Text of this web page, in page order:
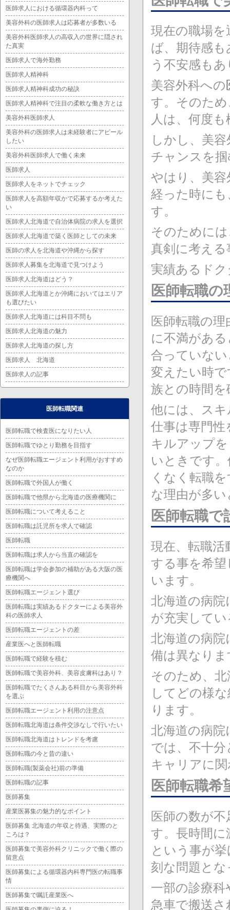
現在の職場
ば、期待感
う不安感も
美容外科への
す。そのた
人は、何度
しかし、美
チャンスを
やはり、美
経った時に
す。
そのために
真剣に考え
実績あるド
医師転職の
医師転職の
に不満があ
合っていな
変えたい時
族との時間
他には、ス
仕事は専門
キルアップ
いときです
くなく転職
な理由が多
医師転職で
現在、転職活
する事を希
います。
北海道の病
が充実して
北海道の病
備は異なり
そのため、
してどの様
ります。
北海道の病
では、不十
キャリアに
医師転職希
医師の数が
す。長時間
という事が
刻な問題と
一部の診療
急車で搬送
医師求人における循環器内科って
美容外科の医師求人は応募者が多数いる
美容外科医師求人の高収入の世界に隠され
た真実
医師求人で海外勤務
医師求人精神科
医師求人精神科成功の秘訣
医師求人精神科で注目の柔軟な働き方とは
美容外科医師求人
美容外科の医師求人は未経験者にアピール
したい
美容外科医師求人で働く未来
医師求人
医師求人をネットでチェック
医師求人を高額年収かで応募するか考えた
い
医師求人北海道で自治体病院の求人を選択
医師求人北海道で築く医師としての未来
医師の求人を北海道や沖縄から探す
医師求人募集を北海道で見つけよう
医師求人北海道はどう？
医師求人北海道とか沖縄においてはエリア
も選びたい
医師求人北海道には科目不問も
医師求人北海道の魅力
医師求人北海道の探し方
医師求人 北海道
医師求人の記事
医師転職関連
医師転職で検査医になりたい人
医師転職でゆとり勤務を目指す
なぜ医師転職エージェント利用がおすすめ
なのか
医師転職で外国人が働く
医師転職で他県から北海道の医療機関に
医師転職について考えること
医師転職は託児所を求人で確認
医師転職
医師転職は求人から当直の確認を
医師転職は学会参加の補助がある大阪の医
療機関へ
医師転職エージェント選び
医師転職は実績あるドクターによる美容外
科の医師求人
医師転職エージェントの差
産業医へと医師転職
医師転職で経験を積む
医師転職で美容外科、美容皮膚科はあり？
医師転職でたくさんある科目から美容外科
を選ぶ
医師転職エージェント利用の注意点
医師転職北海道は条件交渉なしで行いたい
医師転職北海道はトレンドを考慮
医師転職の今と昔の違い
医師転職(製薬会社)前の準備
医師転職の記事
医師募集
産業医募集の魅力的なポイント
医師募集 北海道の年収と待遇、実際のと
ころは？
医師募集で美容外科クリニックで働く際の
留意点
医師募集による循環器内科専門医の転職事
情
医師募集で嘱託産業医へ